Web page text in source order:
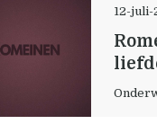
12-juli-